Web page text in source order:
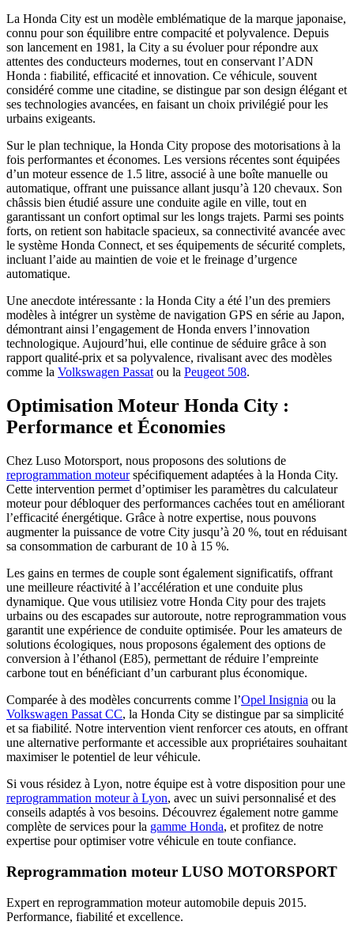
La Honda City est un modèle emblématique de la marque japonaise,
connu pour son équilibre entre compacité et polyvalence. Depuis
son lancement en 1981, la City a su évoluer pour répondre aux
attentes des conducteurs modernes, tout en conservant l’ADN
Honda : fiabilité, efficacité et innovation. Ce véhicule, souvent
considéré comme une citadine, se distingue par son design élégant et
ses technologies avancées, en faisant un choix privilégié pour les
urbains exigeants.
Sur le plan technique, la Honda City propose des motorisations à la
fois performantes et économes. Les versions récentes sont équipées
d’un moteur essence de 1.5 litre, associé à une boîte manuelle ou
automatique, offrant une puissance allant jusqu’à 120 chevaux. Son
châssis bien étudié assure une conduite agile en ville, tout en
garantissant un confort optimal sur les longs trajets. Parmi ses points
forts, on retient son habitacle spacieux, sa connectivité avancée avec
le système Honda Connect, et ses équipements de sécurité complets,
incluant l’aide au maintien de voie et le freinage d’urgence
automatique.
Une anecdote intéressante : la Honda City a été l’un des premiers
modèles à intégrer un système de navigation GPS en série au Japon,
démontrant ainsi l’engagement de Honda envers l’innovation
technologique. Aujourd’hui, elle continue de séduire grâce à son
rapport qualité-prix et sa polyvalence, rivalisant avec des modèles
comme la Volkswagen Passat ou la Peugeot 508.
Optimisation Moteur Honda City :
Performance et Économies
Chez Luso Motorsport, nous proposons des solutions de
reprogrammation moteurspécifiquement adaptées à la Honda City.
Cette intervention permet d’optimiser les paramètres du calculateur
moteur pour débloquer des performances cachées tout en améliorant
l’efficacité énergétique. Grâce à notre expertise, nous pouvons
augmenter la puissance de votre City jusqu’à 20 %, tout en réduisant
sa consommation de carburant de 10 à 15 %.
Les gains en termes de couple sont également significatifs, offrant
une meilleure réactivité à l’accélération et une conduite plus
dynamique. Que vous utilisiez votre Honda City pour des trajets
urbains ou des escapades sur autoroute, notre reprogrammation vous
garantit une expérience de conduite optimisée. Pour les amateurs de
solutions écologiques, nous proposons également des options de
conversion à l’éthanol (E85), permettant de réduire l’empreinte
carbone tout en bénéficiant d’un carburant plus économique.
Comparée à des modèles concurrents comme l’Opel Insignia ou la
Volkswagen Passat CC, la Honda City se distingue par sa simplicité
et sa fiabilité. Notre intervention vient renforcer ces atouts, en offrant
une alternative performante et accessible aux propriétaires souhaitant
maximiser le potentiel de leur véhicule.
Si vous résidez à Lyon, notre équipe est à votre disposition pour une
reprogrammation moteur à Lyon, avec un suivi personnalisé et des
conseils adaptés à vos besoins. Découvrez également notre gamme
complète de services pour la gamme Honda, et profitez de notre
expertise pour optimiser votre véhicule en toute confiance.
Reprogrammation moteur LUSO MOTORSPORT
Expert en reprogrammation moteur automobile depuis 2015.
Performance, fiabilité et excellence.